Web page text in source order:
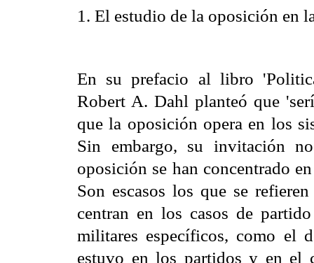
1. El estudio de la oposición en
En su prefacio al libro
Robert A. Dahl planteó que
que la oposición opera en los
Sin embargo, su invitación
oposición se han concentrado
Son escasos los que se
centran en los casos de
militares específicos, como el
estuvo en los partidos y en el